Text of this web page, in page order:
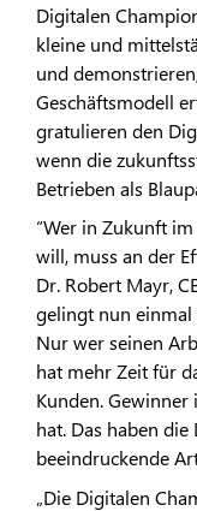
Digitalen
kleine und
und
Geschäftsmodell
gratulieren den
wenn die
Betrieben als
“Wer in Zukunft
will, muss an der
Dr. Robert Mayr,
gelingt nun einmal
Nur wer seinen
hat mehr Zeit für
Kunden.
hat. Das haben
beeindruckende
„Die Digitalen